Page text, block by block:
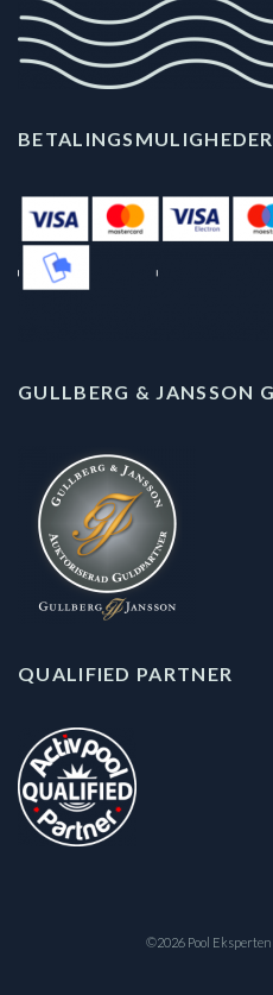
BETALINGSMULIGHEDER
GULLBERG & JANSSON
QUALIFIED PARTNER
©2026 Pool Eksperten